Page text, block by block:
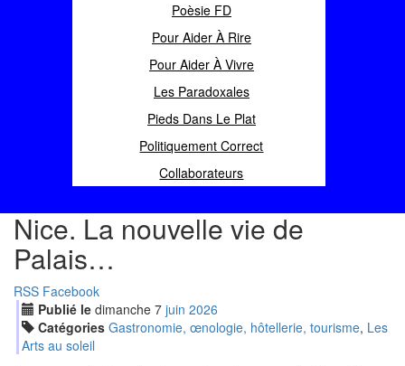
Poèsie FD
Pour Aider À Rire
Pour Aider À Vivre
Les Paradoxales
Pieds Dans Le Plat
Politiquement Correct
Collaborateurs
Nice. La nouvelle vie de
Palais…
RSS Facebook
Publié le dimanche 7 juin 2026
Catégories Gastronomie, œnologie, hôtellerie, tourisme, Les
Arts au soleil